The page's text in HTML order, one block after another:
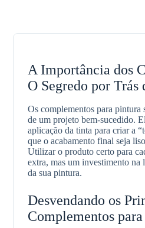
A Importância dos
O Segredo por Trás
Os complementos para pintura
de um projeto bem-sucedido.
aplicação da tinta para criar a
que o acabamento final seja
Utilizar o produto certo para
extra, mas um investimento na
da sua pintura.
Desvendando os
Complementos